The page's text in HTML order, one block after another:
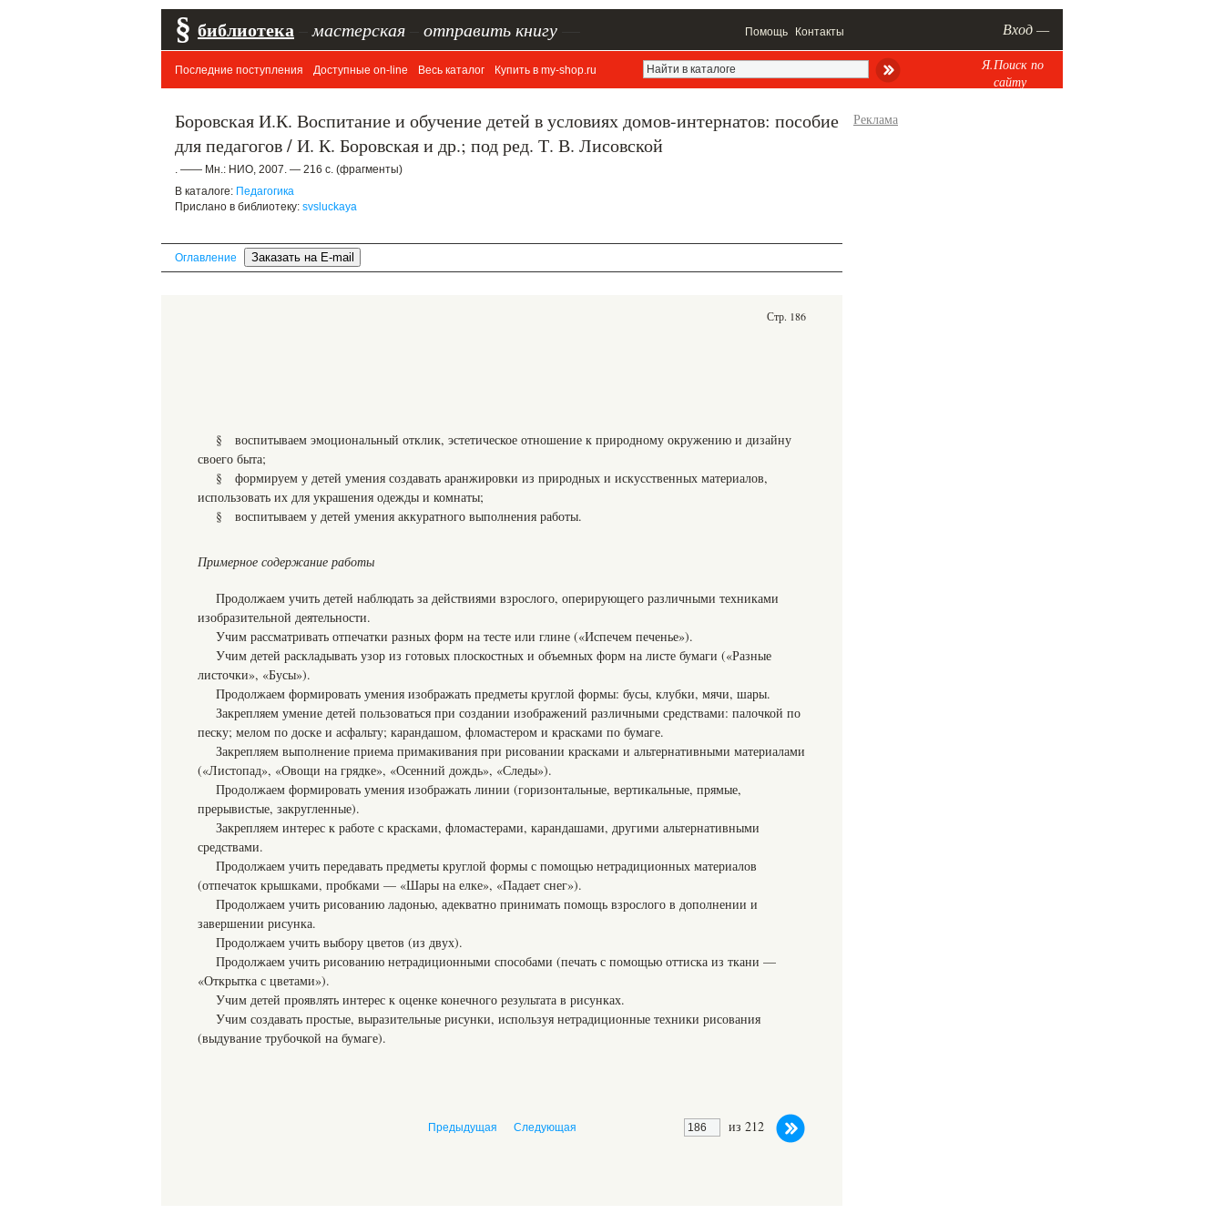
§ библиотека мастерская отправить книгу Помощь Контакты Вход —
Последние поступления Доступные on-line Весь каталог Купить в my-shop.ru
Я.Поиск по
сайту
Боровская И.К. Воспитание и обучение детей в условиях домов-интернатов: пособие
для педагогов / И. К. Боровская и др.; под ред. Т. В. Лисовской
. —— Мн.: НИО, 2007. — 216 с. (фрагменты)
В каталоге: Педагогика
Прислано в библиотеку: svsluckaya
Оглавление
Стр. 186
§ воспитываем эмоциональный отклик, эстетическое отношение к природному окружению и дизайну
своего быта;
§ формируем у детей умения создавать аранжировки из природных и искусственных материалов,
использовать их для украшения одежды и комнаты;
§ воспитываем у детей умения аккуратного выполнения работы.
Примерное содержание работы
Продолжаем учить детей наблюдать за действиями взрослого, оперирующего различными техниками
изобразительной деятельности.
Учим рассматривать отпечатки разных форм на тесте или глине («Испечем печенье»).
Учим детей раскладывать узор из готовых плоскостных и объемных форм на листе бумаги («Разные
листочки», «Бусы»).
Продолжаем формировать умения изображать предметы круглой формы: бусы, клубки, мячи, шары.
Закрепляем умение детей пользоваться при создании изображений различными средствами: палочкой по
песку; мелом по доске и асфальту; карандашом, фломастером и красками по бумаге.
Закрепляем выполнение приема примакивания при рисовании красками и альтернативными материалами
(«Листопад», «Овощи на грядке», «Осенний дождь», «Следы»).
Продолжаем формировать умения изображать линии (горизонтальные, вертикальные, прямые,
прерывистые, закругленные).
Закрепляем интерес к работе с красками, фломастерами, карандашами, другими альтернативными
средствами.
Продолжаем учить передавать предметы круглой формы с помощью нетрадиционных материалов
(отпечаток крышками, пробками — «Шары на елке», «Падает снег»).
Продолжаем учить рисованию ладонью, адекватно принимать помощь взрослого в дополнении и
завершении рисунка.
Продолжаем учить выбору цветов (из двух).
Продолжаем учить рисованию нетрадиционными способами (печать с помощью оттиска из ткани —
«Открытка с цветами»).
Учим детей проявлять интерес к оценке конечного результата в рисунках.
Учим создавать простые, выразительные рисунки, используя нетрадиционные техники рисования
(выдувание трубочкой на бумаге).
из 212
Предыдущая Следующая
Реклама